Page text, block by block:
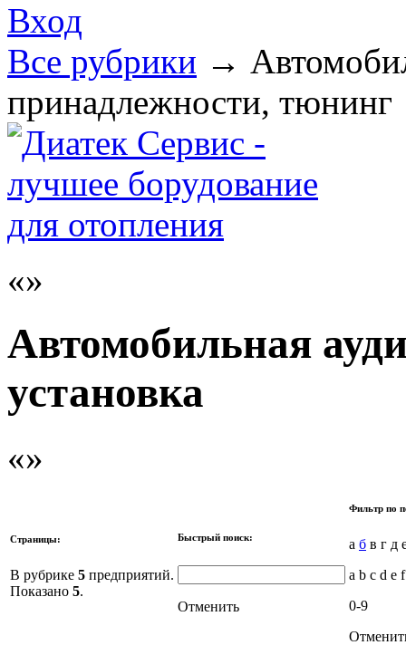
Вход
Все рубрики →
принадлежности, тюнинг
Автомобильная
установка
Страницы:
В рубрике 5 предприятий.
Показано 5.
Быстрый поиск:
Отменить
Фильтр по
а б в г д
a b c d e
0-9